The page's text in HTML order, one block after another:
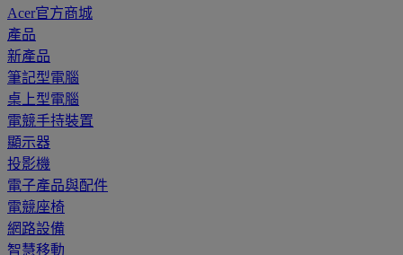
Acer官方商城
產品
新產品
筆記型電腦
桌上型電腦
電競手持裝置
顯示器
投影機
電子產品與配件
電競座椅
網路設備
智慧移動